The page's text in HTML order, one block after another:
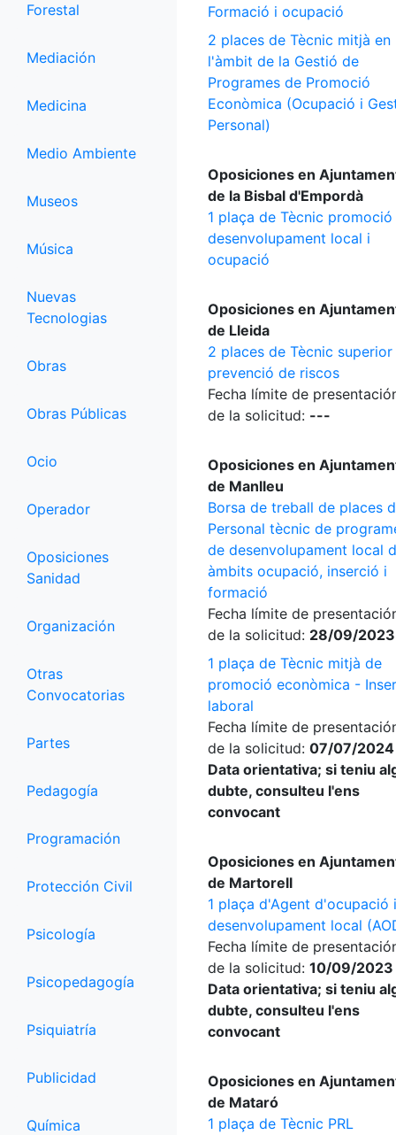
Forestal
Mediación
Medicina
Medio Ambiente
Museos
Música
Nuevas
Tecnologias
Obras
Obras Públicas
Ocio
Operador
Oposiciones
Sanidad
Organización
Otras
Convocatorias
Partes
Pedagogía
Programación
Protección Civil
Psicología
Psicopedagogía
Psiquiatría
Publicidad
Química
Formació i ocupació
2 places de Tècnic mitjà en
l'àmbit de la Gestió de
Programes de Promoció
Econòmica (Ocupació i
Personal)
Oposiciones en
de la Bisbal d'Empordà
1 plaça de Tècnic promoció
desenvolupament local i
ocupació
Oposiciones en
de Lleida
2 places de Tècnic superior
prevenció de riscos
Fecha límite de
de la solicitud: ---
Oposiciones en
de Manlleu
Borsa de treball de places
Personal tècnic de
de desenvolupament local
àmbits ocupació, inserció i
formació
Fecha límite de
de la solicitud: 28/09/2023
1 plaça de Tècnic mitjà de
promoció econòmica -
laboral
Fecha límite de
de la solicitud: 07/07/
Data orientativa; si teniu
dubte, consulteu l'ens
convocant
Oposiciones en
de Martorell
1 plaça d'Agent d'ocupació i
desenvolupament local
Fecha límite de
de la solicitud: 10/09/
Data orientativa; si teniu
dubte, consulteu l'ens
convocant
Oposiciones en
de Mataró
1 plaça de Tècnic PRL